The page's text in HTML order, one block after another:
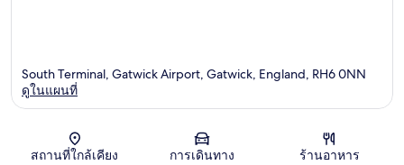
แผนที่
South Terminal, Gatwick Airport, Gatwick, England, RH6 0NN
ดูในแผนที่
สถานที่ใกล้เคียง การเดินทาง ร้านอาหาร